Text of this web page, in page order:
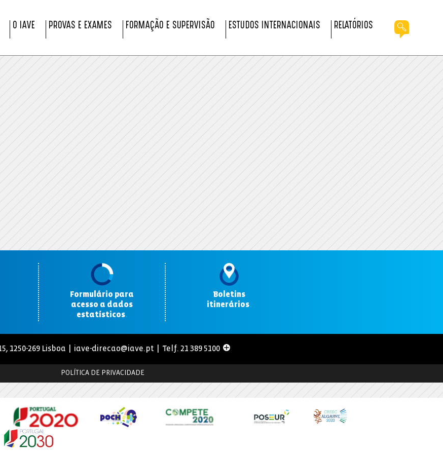
O IAVE PROVAS E EXAMES FORMAÇÃO E SUPERVISÃO ESTUDOS INTERNACIONAIS RELATÓRIOS
Formulário para
acesso a dados
estatísticos.
Boletins
itinerários.
1250-269 Lisboa | iave-direcao@iave.pt | Telf. 21 389 5100
POLÍTICA DE PRIVACIDADE